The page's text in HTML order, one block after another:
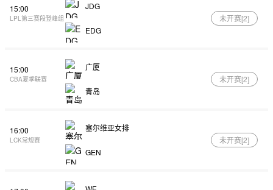
15:00
LPL第三赛段登峰组
JDG
EDG
未开赛[2]
15:00
CBA夏季联赛
广厦
青岛
未开赛[2]
16:00
LCK常规赛
塞尔维亚女排
GEN
未开赛[2]